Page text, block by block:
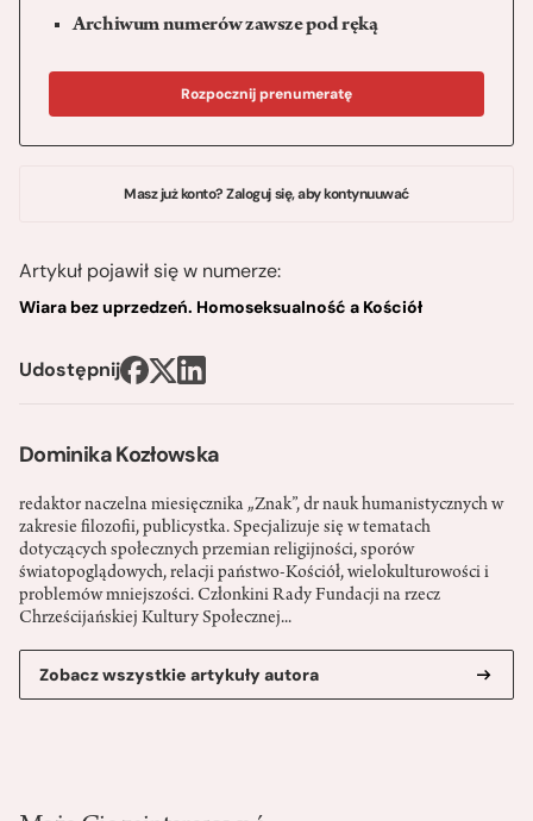
Dominika Kozłowska
redaktor naczelna miesięcznika „Znak”, dr nauk humanistycznych w
zakresie filozofii, publicystka. Specjalizuje się w tematach
dotyczących społecznych przemian religijności, sporów
światopoglądowych, relacji państwo-­Kościół, wielokulturowości i
problemów mniejszości. Członkini Rady Fundacji na rzecz
Chrześcijańskiej Kultury Społecznej...
Zobacz wszystkie artykuły autora
Archiwum numerów zawsze pod ręką
Rozpocznij prenumeratę
Masz już konto? Zaloguj się, aby kontynuuwać
Artykuł pojawił się w numerze:
Wiara bez uprzedzeń. Homoseksualność a Kościół
Udostępnij